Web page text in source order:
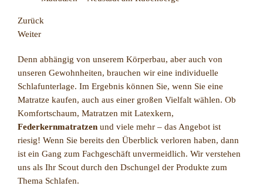
Zurück
Weiter
Denn abhängig von unserem Körperbau, aber auch von
unseren Gewohnheiten, brauchen wir eine individuelle
Schlafunterlage. Im Ergebnis können Sie, wenn Sie eine
Matratze kaufen, auch aus einer großen Vielfalt wählen. Ob
Komfortschaum, Matratzen mit Latexkern,
Federkernmatratzen und viele mehr – das Angebot ist
riesig! Wenn Sie bereits den Überblick verloren haben, dann
ist ein Gang zum Fachgeschäft unvermeidlich. Wir verstehen
uns als Ihr Scout durch den Dschungel der Produkte zum
Thema Schlafen.